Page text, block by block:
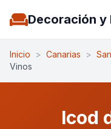
Decoración y
Inicio > Canarias >
Vinos
Icod